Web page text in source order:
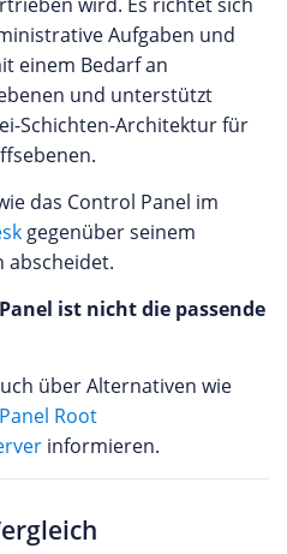
Aufgaben und
einem Bedarf an
und unterstützt
Schichten-Architektur für
das Control Panel im
gegenüber seinem
abscheidet.
ist nicht die passende
über Alternativen wie
Root
informieren.